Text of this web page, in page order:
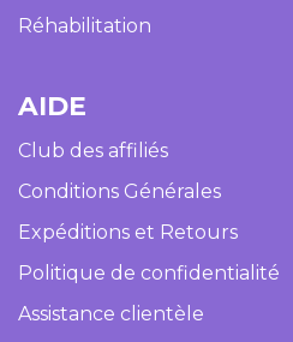
Réhabilitation
AIDE​
Club des affiliés
Conditions Générales
Expéditions et Retours
Politique de confidentialité
Assistance clientèle